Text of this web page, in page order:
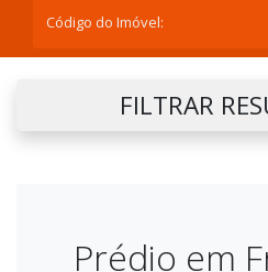
FILTRAR
Prédio em